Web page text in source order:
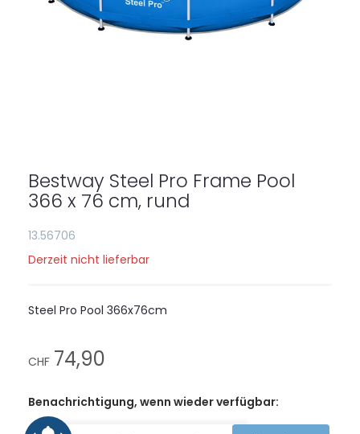
Bestway Steel Pro Frame Pool
366 x 76 cm, rund
13.56706
Derzeit nicht lieferbar
Steel Pro Pool 366x76cm
CHF 74,90
Benachrichtigung, wenn wieder verfügbar:
Bildgalerie
springen